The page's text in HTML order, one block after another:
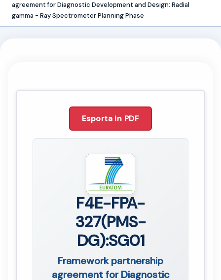
agreement for Diagnostic Development and Design: Radial
gamma - Ray Spectrometer Planning Phase
Esporta in PDF
F4E-FPA-
327(PMS-
DG):SG01
Framework partnership
agreement for Diagnostic